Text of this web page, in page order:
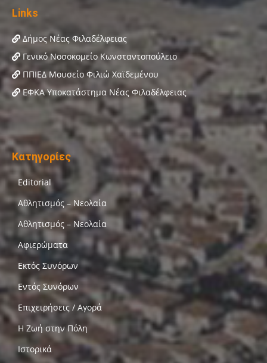
Links
Δήμος Νέας Φιλαδέλφειας
Γενικό Νοσοκομείο Κωνσταντοπούλειο
ΠΠΙΕΔ Μουσείο Φιλιώ Χαϊδεμένου
ΕΦΚΑ Υποκατάστημα Νέας Φιλαδέλφειας
Κατηγορίες
Editorial
Αθλητισμός – Νεολαία
Αθλητισμός – Νεολαία
Αφιερώματα
Εκτός Συνόρων
Εντός Συνόρων
Επιχειρήσεις / Αγορά
Η Ζωή στην Πόλη
Ιστορικά